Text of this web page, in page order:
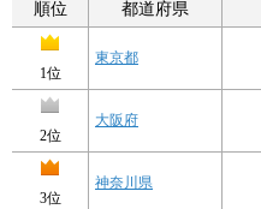
順位 都道府県
1位
東京都
2位
大阪府
3位
神奈川県